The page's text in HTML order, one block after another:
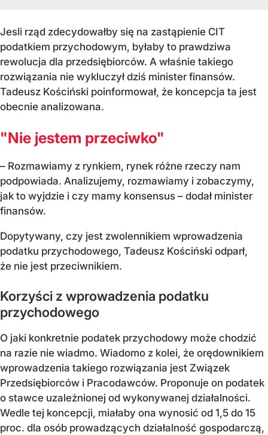
Jesli rząd zdecydowałby się na zastąpienie CIT
podatkiem przychodowym, byłaby to prawdziwa
rewolucja dla przedsiębiorców. A właśnie takiego
rozwiązania nie wykluczył dziś minister finansów.
Tadeusz Kościński poinformował, że koncepcja ta jest
obecnie analizowana.
"Nie jestem przeciwko"
– Rozmawiamy z rynkiem, rynek różne rzeczy nam
podpowiada. Analizujemy, rozmawiamy i zobaczymy,
jak to wyjdzie i czy mamy konsensus – dodał minister
finansów.
Dopytywany, czy jest zwolennikiem wprowadzenia
podatku przychodowego, Tadeusz Kościński odparł,
że nie jest przeciwnikiem.
Korzyści z wprowadzenia podatku
przychodowego
O jaki konkretnie podatek przychodowy może chodzić
na razie nie wiadmo. Wiadomo z kolei, że orędownikiem
wprowadzenia takiego rozwiązania jest Związek
Przedsiębiorców i Pracodawców. Proponuje on podatek
o stawce uzależnionej od wykonywanej działalności.
Wedle tej koncepcji, miałaby ona wynosić od 1,5 do 15
proc. dla osób prowadzących działalność gospodarczą,